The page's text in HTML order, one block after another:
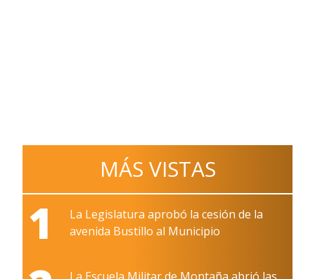
MÁS VISTAS
1
La Legislatura aprobó la cesión de la
avenida Bustillo al Municipio
La Escuela Militar de Montaña abrió las